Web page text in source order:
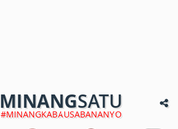
MINANGSATU
#MINANGKABAUSABANANYO